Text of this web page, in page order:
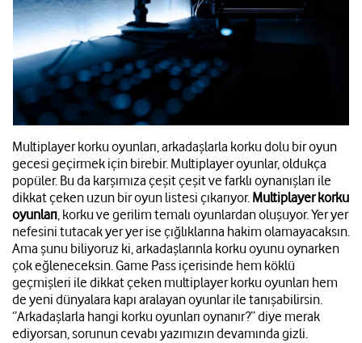
Multiplayer korku oyunları, arkadaşlarla korku dolu bir oyun
gecesi geçirmek için birebir. Multiplayer oyunlar, oldukça
popüler. Bu da karşımıza çeşit çeşit ve farklı oynanışları ile
dikkat çeken uzun bir oyun listesi çıkarıyor. Multiplayer korku
oyunları, korku ve gerilim temalı oyunlardan oluşuyor. Yer yer
nefesini tutacak yer yer ise çığlıklarına hakim olamayacaksın.
Ama şunu biliyoruz ki, arkadaşlarınla korku oyunu oynarken
çok eğleneceksin. Game Pass içerisinde hem köklü
geçmişleri ile dikkat çeken multiplayer korku oyunları hem
de yeni dünyalara kapı aralayan oyunlar ile tanışabilirsin.
‘’Arkadaşlarla hangi korku oyunları oynanır?’’ diye merak
ediyorsan, sorunun cevabı yazımızın devamında gizli.